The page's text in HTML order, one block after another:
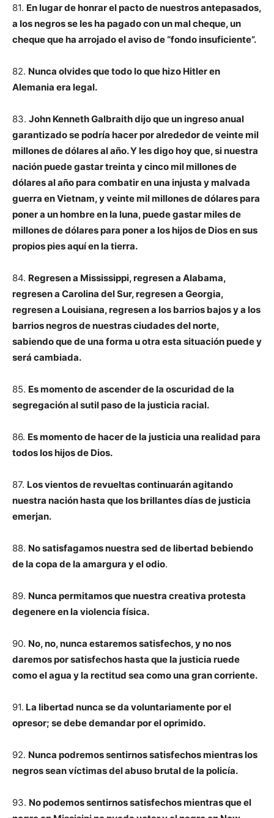
81. En lugar de honrar el pacto de nuestros antepasados,
a los negros se les ha pagado con un mal cheque, un
cheque que ha arrojado el aviso de “fondo insuficiente”.
82. Nunca olvides que todo lo que hizo Hitler en
Alemania era legal.
83. John Kenneth Galbraith dijo que un ingreso anual
garantizado se podría hacer por alrededor de veinte mil
millones de dólares al año. Y les digo hoy que, si nuestra
nación puede gastar treinta y cinco mil millones de
dólares al año para combatir en una injusta y malvada
guerra en Vietnam, y veinte mil millones de dólares para
poner a un hombre en la luna, puede gastar miles de
millones de dólares para poner a los hijos de Dios en sus
propios pies aquí en la tierra.
84. Regresen a Mississippi, regresen a Alabama,
regresen a Carolina del Sur, regresen a Georgia,
regresen a Louisiana, regresen a los barrios bajos y a los
barrios negros de nuestras ciudades del norte,
sabiendo que de una forma u otra esta situación puede y
será cambiada.
85. Es momento de ascender de la oscuridad de la
segregación al sutil paso de la justicia racial.
86. Es momento de hacer de la justicia una realidad para
todos los hijos de Dios.
87. Los vientos de revueltas continuarán agitando
nuestra nación hasta que los brillantes días de justicia
emerjan.
88. No satisfagamos nuestra sed de libertad bebiendo
de la copa de la amargura y el odio.
89. Nunca permitamos que nuestra creativa protesta
degenere en la violencia física.
90. No, no, nunca estaremos satisfechos, y no nos
daremos por satisfechos hasta que la justicia ruede
como el agua y la rectitud sea como una gran corriente.
91. La libertad nunca se da voluntariamente por el
opresor; se debe demandar por el oprimido.
92. Nunca podremos sentirnos satisfechos mientras los
negros sean víctimas del abuso brutal de la policía.
93. No podemos sentirnos satisfechos mientras que el